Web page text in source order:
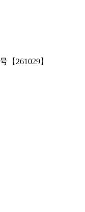
【261029】